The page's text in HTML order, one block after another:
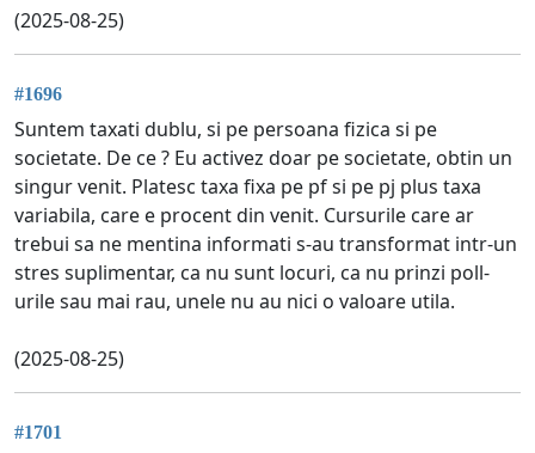
(2025-08-25)
#1696
Suntem taxati dublu, si pe persoana fizica si pe
societate. De ce ? Eu activez doar pe societate, obtin un
singur venit. Platesc taxa fixa pe pf si pe pj plus taxa
variabila, care e procent din venit. Cursurile care ar
trebui sa ne mentina informati s-au transformat intr-un
stres suplimentar, ca nu sunt locuri, ca nu prinzi poll-
urile sau mai rau, unele nu au nici o valoare utila.
(2025-08-25)
#1701